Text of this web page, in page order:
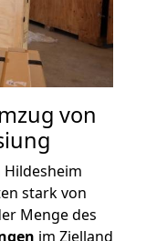
von
stark von
Menge des
im Zielland